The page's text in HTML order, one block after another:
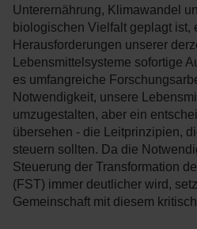
Unterernährung, Klimawandel
biologischen Vielfalt geplagt ist,
Herausforderungen unserer
Lebensmittelsysteme sofortige
es umfangreiche
Notwendigkeit, unsere
umzugestalten, aber ein
übersehen - die Leitprinzipien,
steuern sollten. Da die
Steuerung der Transformation
(FST) immer deutlicher wird,
Gemeinschaft mit diesem